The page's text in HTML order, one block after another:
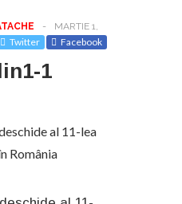
-
MARTIE 1,
Twitter Facebook
1
al 11-lea
România